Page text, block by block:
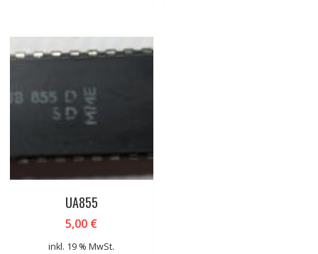
UA855
5,00 €
inkl. 19 % MwSt.